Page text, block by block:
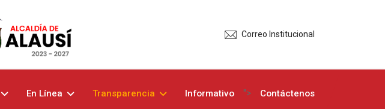
Correo Institucional
En Línea Transparencia Informativo "> Contáctenos